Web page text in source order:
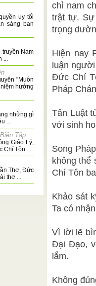
uy tối
sàng ban
truyền Nam
...
"Muôn
niệm hưởng
những gì
...
Tập
Giáo Lý,
Chí Tôn ...
Thơ, Đức
thơ ...
chỉ nam
trật tự. Sự
trọng
Hiện nay
luận
Đức Chí
Pháp
Tân Luật
với sinh
Song
không thể
Chí Tôn
Khảo sát
Ta có
Vì lời lẽ
Đại Đạo,
lắm.
Không